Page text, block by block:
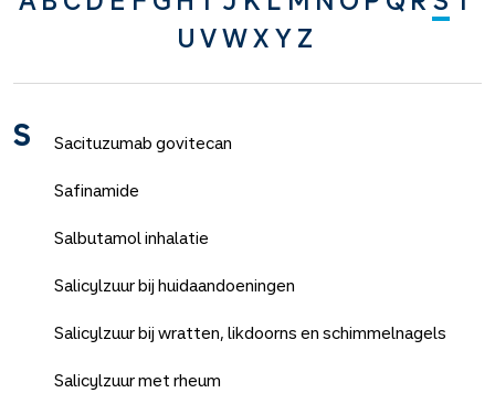
U VWXY Z
S
Sacituzumab govitecan
Safinamide
Salbutamol inhalatie
Salicylzuur bij huidaandoeningen
Salicylzuur bij wratten, likdoorns en schimmelnagels
Salicylzuur met rheum